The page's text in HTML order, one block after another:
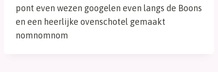
pont even wezen googelen even langs de Boons
en een heerlijke ovenschotel gemaakt
nomnomnom